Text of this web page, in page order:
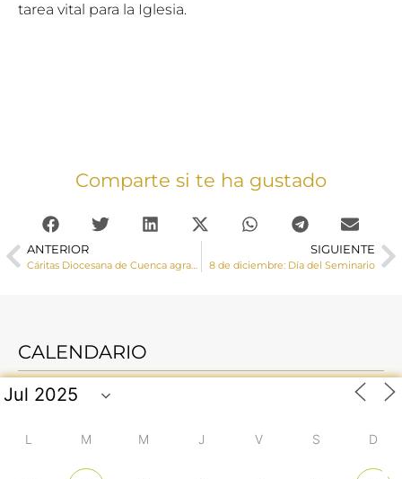
tarea vital para la Iglesia.
Comparte si te ha gustado
ANTERIOR SIGUIENTE
8 de diciembre: Día del Seminario
CALENDARIO
L M M J V S D